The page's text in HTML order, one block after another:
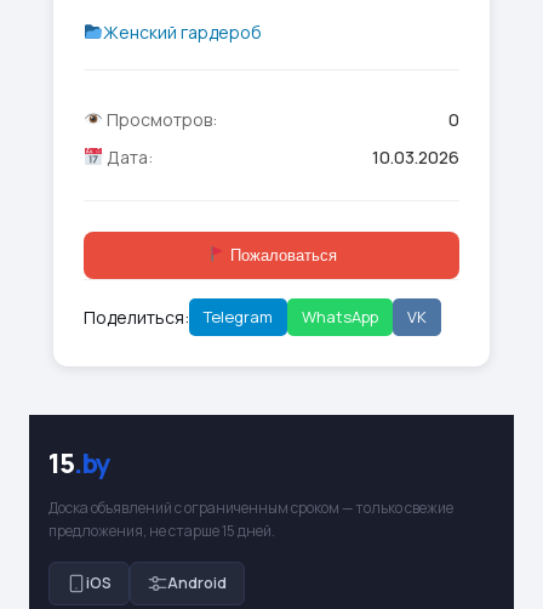
Женский гардероб
Просмотров:
0
Дата:
10.03.2026
Пожаловаться
Поделиться: Telegram WhatsApp VK
15.by
Доска объявлений с ограниченным сроком — только свежие
предложения, не старше 15 дней.
iOS Android